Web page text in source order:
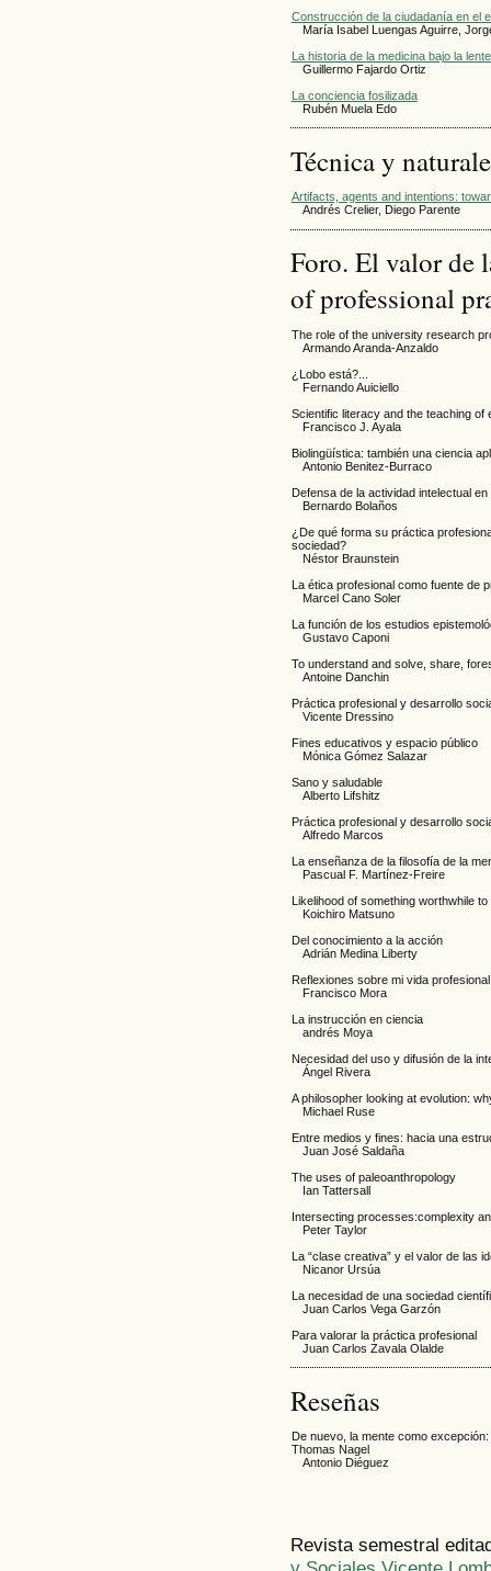
Construcción de la ciudadanía en el
María Isabel Luengas Aguirre,
La historia de la medicina bajo la
Guillermo Fajardo Ortiz
La conciencia fosilizada
Rubén Muela Edo
Técnica y
Artifacts, agents and intentions:
Andrés Crelier, Diego Parente
Foro. El valor de
of professional
The role of the university research
Armando Aranda-Anzaldo
¿Lobo está?...
Fernando Auiciello
Scientific literacy and the teaching of
Francisco J. Ayala
Biolingüística: también una ciencia
Antonio Benitez-Burraco
Defensa de la actividad intelectual
Bernardo Bolaños
¿De qué forma su práctica
sociedad?
Néstor Braunstein
La ética profesional como fuente de
Marcel Cano Soler
La función de los estudios
Gustavo Caponi
To understand and solve, share,
Antoine Danchin
Práctica profesional y desarrollo
Vicente Dressino
Fines educativos y espacio público
Mónica Gómez Salazar
Sano y saludable
Alberto Lifshitz
Práctica profesional y desarrollo
Alfredo Marcos
La enseñanza de la filosofía de la
Pascual F. Martínez-Freire
Likelihood of something worthwhile
Koichiro Matsuno
Del conocimiento a la acción
Adrián Medina Liberty
Reflexiones sobre mi vida profesional
Francisco Mora
La instrucción en ciencia
andrés Moya
Necesidad del uso y difusión de la
Ángel Rivera
A philosopher looking at evolution:
Michael Ruse
Entre medios y fines: hacia una
Juan José Saldaña
The uses of paleoanthropology
Ian Tattersall
Intersecting processes:complexity
Peter Taylor
La “clase creativa” y el valor de las
Nicanor Ursúa
La necesidad de una sociedad
Juan Carlos Vega Garzón
Para valorar la práctica profesional
Juan Carlos Zavala Olalde
Reseñas
De nuevo, la mente como
Thomas Nagel
Antonio Diéguez
Revista semestral